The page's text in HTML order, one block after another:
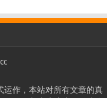
运作，本站对所有文章的真